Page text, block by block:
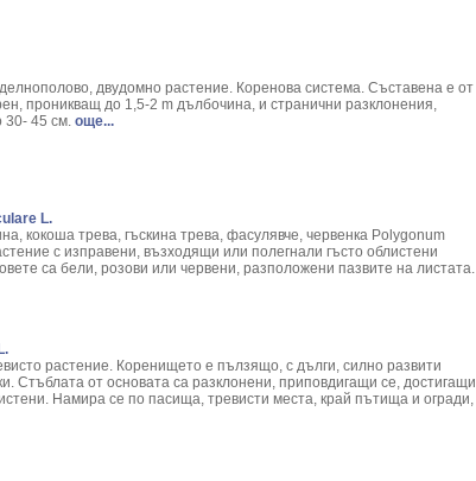
- Epilobium Parviflorum L.
Quercus L.
aurea
L.
Distachya L.
major L.
Hypericum Perforatum
Clypeolata L.
двудомно растение. Коренова система. Съставена е от
проникващ до 1,5-2 m дълбочина, и странични разклонения,
30- 45 cм. още...
L.
кокоша трева, гъскина трева, фасулявче, червенка Polygonum
с изправени, възходящи или полегнали гъсто облистени
са бели, розови или червени, разположени пазвите на листата.
растение. Коренището е пълзящо, с дълги, силно развити
Стъблата от основата са разклонени, приповдигащи се, достигащи
Намира се по пасища, тревисти места, край пътища и огради,